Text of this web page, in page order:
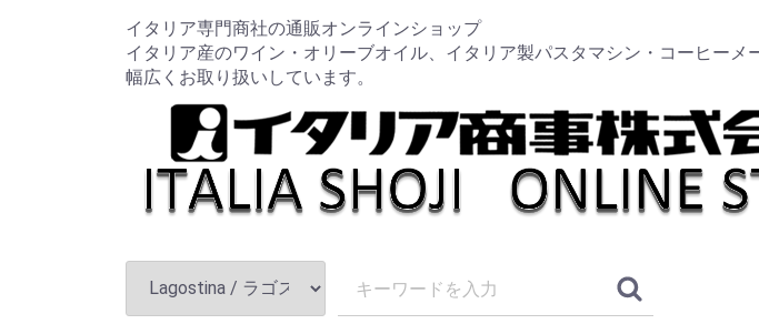
イタリア専門商社の通販オンラインショップ
イタリア産のワイン・オリーブオイル、イタリア製パスタマシン・コーヒーメ
幅広くお取り扱いしています。